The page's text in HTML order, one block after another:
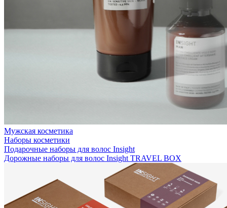
Мужская косметика
Наборы косметики
Подарочные наборы для волос Insight
Дорожные наборы для волос Insight TRAVEL BOX